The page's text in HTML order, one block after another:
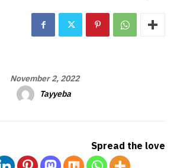
November 2, 2022
Tayyeba
Spread the love